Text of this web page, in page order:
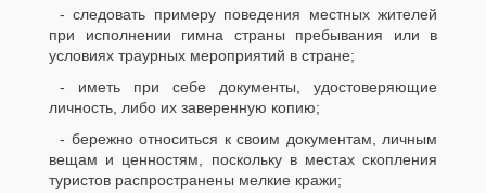
- следовать примеру поведения местных жителей
при исполнении гимна страны пребывания или в
условиях траурных мероприятий в стране;
- иметь при себе документы, удостоверяющие
личность, либо их заверенную копию;
- бережно относиться к своим документам, личным
вещам и ценностям, поскольку в местах скопления
туристов распространены мелкие кражи;